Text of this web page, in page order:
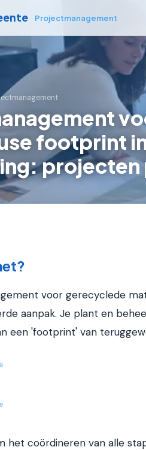
Projectmanagement
footprint
projecten
voor gerecyclede
aanpak. Je plant en
een 'footprint' van
het coördineren van alle